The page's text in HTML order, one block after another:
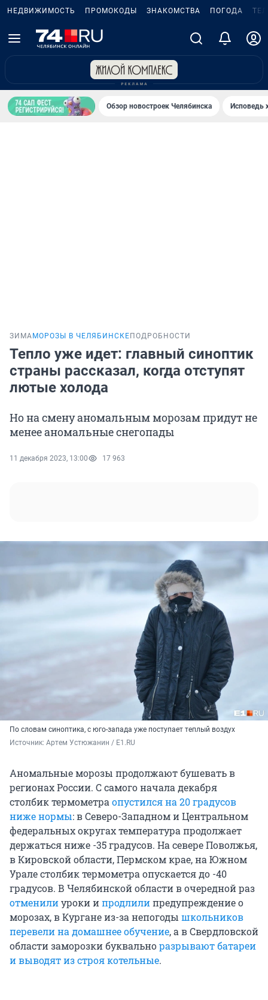
НЕДВИЖИМОСТЬ ПРОМОКОДЫ ЗНАКОМСТВА ПОГОДА
Обзор новостроек Челябинска Исповедь
ЗИМА МОРОЗЫ В ЧЕЛЯБИНСКЕ ПОДРОБНОСТИ
Тепло уже идет: главный синоптик
страны рассказал, когда отступят
лютые холода
Но на смену аномальным морозам придут не
менее аномальные снегопады
11 декабря 2023, 13:00 17 963
По словам синоптика, с юго-запада уже поступает теплый воздух
Источник: Артем Устюжанин / E1.RU
Аномальные морозы продолжают бушевать в
регионах России. С самого начала декабря
столбик термометраопустился на 20 градусов
ниже нормы: в Северо-Западном и Центральном
федеральных округах температура продолжает
держаться ниже -35 градусов. На севере Поволжья,
в Кировской области, Пермском крае, на Южном
Урале столбик термометра опускается до -40
градусов. В Челябинской области в очередной раз
отменилиуроки ипродлилипредупреждение о
морозах, в Кургане из-за непогоды школьников
перевели на домашнее обучение, а в Свердловской
области заморозки буквальноразрывают батареи
и выводят из строя котельные.